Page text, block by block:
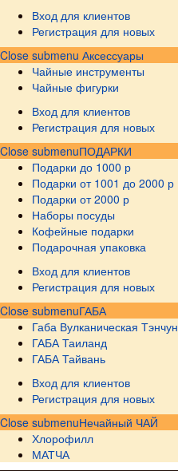
Вход для клиентов
Регистрация для новых
Close submenu Аксессуары
Чайные инструменты
Чайные фигурки
Вход для клиентов
Регистрация для новых
Close submenuПОДАРКИ
Подарки до 1000 р
Подарки от 1001 до 2000 р
Подарки от 2000 р
Наборы посуды
Кофейные подарки
Подарочная упаковка
Вход для клиентов
Регистрация для новых
Close submenuГАБА
Габа Вулканическая Тэнчун
ГАБА Таиланд
ГАБА Тайвань
Вход для клиентов
Регистрация для новых
Close submenuНечайный ЧАЙ
Хлорофилл
МАТЧА